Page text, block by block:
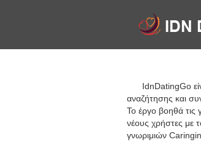
IdnDatingGo
αναζήτησης και
Το έργο βοηθά τις
νέους χρήστες με
γνωριμιών Caringin